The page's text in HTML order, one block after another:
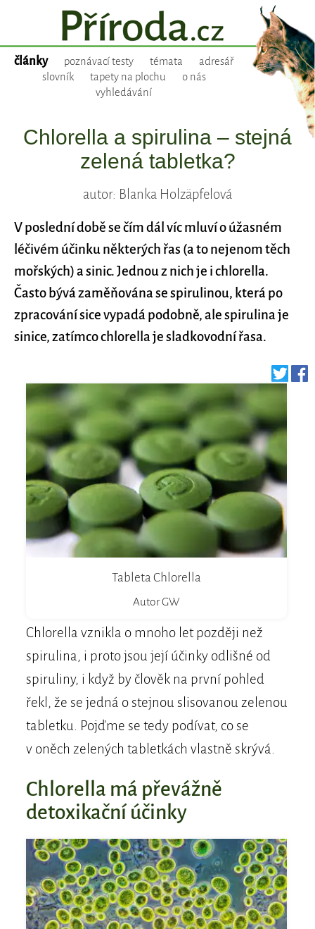
články poznávací testy témata
adresář
slovník
tapety na plochu
o nás
vyhledávání
Chlorella a spirulina – stejná
zelená tabletka?
autor: Blanka Holzäpfelová
V poslední době se čím dál víc mluví o úžasném
léčivém účinku některých řas (a to nejenom těch
mořských) a sinic. Jednou z nich je i chlorella.
Často bývá zaměňována se spirulinou, která po
zpracování sice vypadá podobně, ale spirulina je
sinice, zatímco chlorella je sladkovodní řasa.
Tableta Chlorella
Autor GW
Chlorella vznikla o mnoho let později než
spirulina, i proto jsou její účinky odlišné od
spiruliny, i když by člověk na první pohled
řekl, že se jedná o stejnou slisovanou zelenou
tabletku. Pojďme se tedy podívat, co se
v oněch zelených tabletkách vlastně skrývá.
Chlorella má převážně
detoxikační účinky